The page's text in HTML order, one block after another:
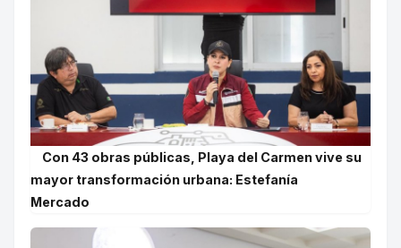
Con 43 obras públicas, Playa del Carmen vive su
mayor transformación urbana: Estefanía
Mercado